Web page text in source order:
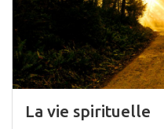
La vie spirituelle